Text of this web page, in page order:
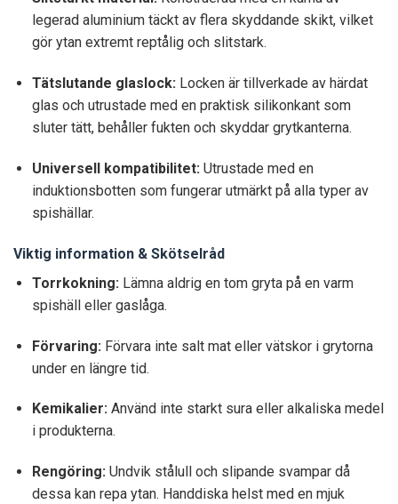
legerad aluminium täckt av flera skyddande skikt, vilket
gör ytan extremt reptålig och slitstark.
Tätslutande glaslock:Locken är tillverkade av härdat
glas och utrustade med en praktisk silikonkant som
sluter tätt, behåller fukten och skyddar grytkanterna.
Universell kompatibilitet:Utrustade med en
induktionsbotten som fungerar utmärkt på alla typer av
spishällar.
Viktig information & Skötselråd
Torrkokning:Lämna aldrig en tom gryta på en varm
spishäll eller gaslåga.
Förvaring: Förvara inte salt mat eller vätskor i grytorna
under en längre tid.
Kemikalier:Använd inte starkt sura eller alkaliska medel
i produkterna.
Rengöring:Undvik stålull och slipande svampar då
dessa kan repa ytan. Handdiska helst med en mjuk